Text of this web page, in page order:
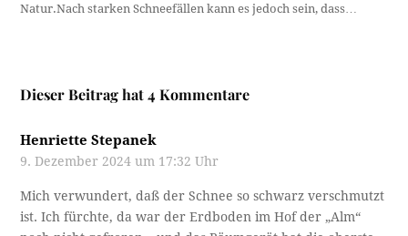
Natur.Nach starken Schneefällen kann es jedoch sein, dass…
Dieser Beitrag hat 4 Kommentare
Henriette Stepanek
9. Dezember 2024 um 17:32 Uhr
Mich verwundert, daß der Schnee so schwarz verschmutzt
ist. Ich fürchte, da war der Erdboden im Hof der „Alm“